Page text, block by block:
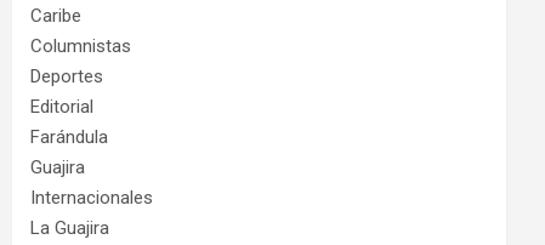
Caribe
Columnistas
Deportes
Editorial
Farándula
Guajira
Internacionales
La Guajira